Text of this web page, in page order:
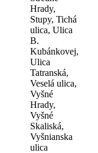
Hrady,
Stupy, Tichá
ulica, Ulica
B.
Kubánkovej,
Ulica
Tatranská,
Veselá ulica,
Vyšné
Hrady,
Vyšné
Skaliská,
Vyšnianska
ulica